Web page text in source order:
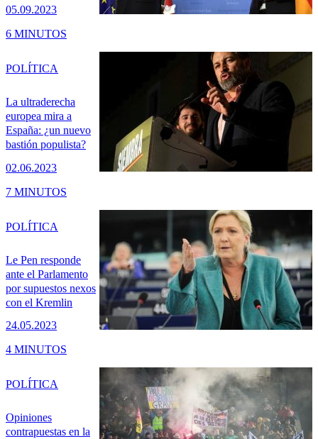
05.09.2023
6 MINUTOS
La ultraderecha
europea mira a
España: ¿un nuevo
bastión populista?
02.06.2023
POLÍTICA
7 MINUTOS
Le Pen responde
ante el Parlamento
por supuestos nexos
con el Kremlin
24.05.2023
POLÍTICA
4 MINUTOS
Opiniones
contrapuestas en la
POLÍTICA